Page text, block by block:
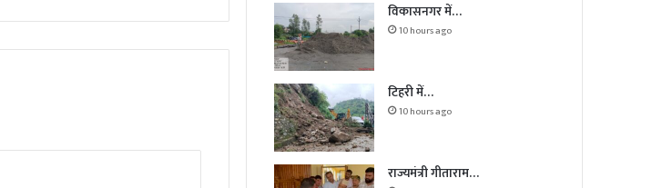
विकासनगर में…
10 hours ago
टिहरी में…
10 hours ago
राज्यमंत्री गीताराम…